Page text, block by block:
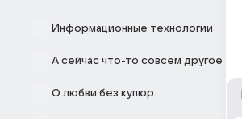
Информационные технологии
А сейчас что-то совсем другое
О любви без купюр